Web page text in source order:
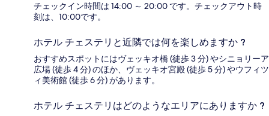
チェックイン時間は 14:00 ～ 20:00 です。チェックアウト時
刻は、10:00です。
ホテル チェステリと近隣では何を楽しめますか ?
おすすめスポットにはヴェッキオ橋 (徒歩 3 分) やシニョリーア
広場 (徒歩 4 分) のほか、ヴェッキオ宮殿 (徒歩 5 分) やウフィツ
ィ美術館 (徒歩 6 分) があります。
ホテル チェステリはどのようなエリアにありますか ?